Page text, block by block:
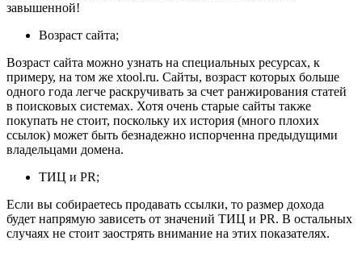
завышенной!
Возраст сайта;
Возраст сайта можно узнать на специальных ресурсах, к
примеру, на том же xtool.ru. Сайты, возраст которых больше
одного года легче раскручивать за счет ранжирования статей
в поисковых системах. Хотя очень старые сайты также
покупать не стоит, поскольку их история (много плохих
ссылок) может быть безнадежно испорченна предыдущими
владельцами домена.
ТИЦ и PR;
Если вы собираетесь продавать ссылки, то размер дохода
будет напрямую зависеть от значений ТИЦ и PR. В остальных
случаях не стоит заострять внимание на этих показателях.